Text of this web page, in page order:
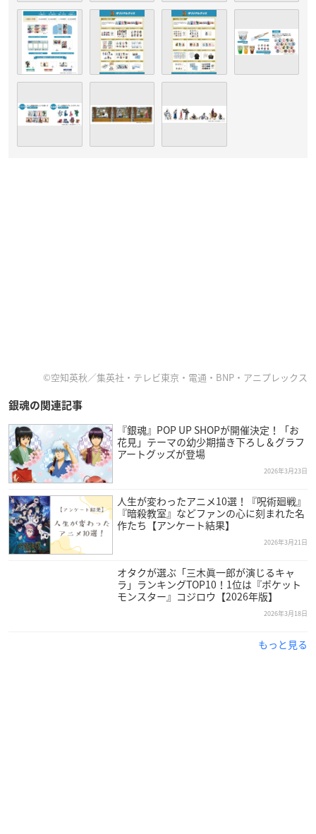
©空知英秋／集英社・テレビ東京・電通・BNP・アニプレックス
銀魂の関連記事
『銀魂』POP UP SHOPが開催決定！「お
花見」テーマの幼少期描き下ろし＆グラフ
アートグッズが登場
2026年3月23日
人生が変わったアニメ10選！『呪術廻戦』
『暗殺教室』などファンの心に刻まれた名
作たち【アンケート結果】
2026年3月21日
オタクが選ぶ「三木眞一郎が演じるキャ
ラ」ランキングTOP10！1位は『ポケット
モンスター』コジロウ【2026年版】
2026年3月18日
もっと見る